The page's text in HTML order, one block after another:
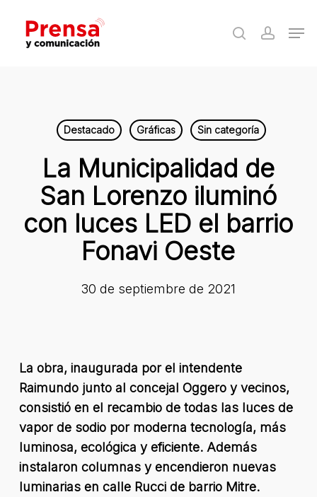
main
search
Destacado Gráficas Sin categoría
La Municipalidad de
San Lorenzo iluminó
con luces LED el barrio
Fonavi Oeste
30 de septiembre de 2021
La obra, inaugurada por el intendente
Raimundo junto al concejal Oggero y vecinos,
consistió en el recambio de todas las luces de
vapor de sodio por moderna tecnología, más
luminosa, ecológica y eficiente. Además
instalaron columnas y encendieron nuevas
luminarias en calle Rucci de barrio Mitre.